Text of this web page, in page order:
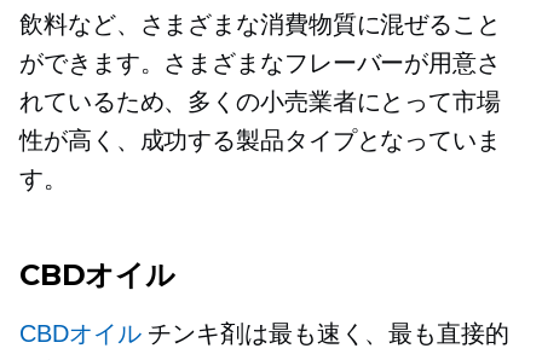
飲料など、さまざまな消費物質に混ぜること
ができます。さまざまなフレーバーが用意さ
れているため、多くの小売業者にとって市場
性が高く、成功する製品タイプとなっていま
す。
CBDオイル
CBDオイルチンキ剤は最も速く、最も直接的